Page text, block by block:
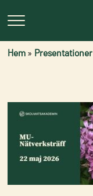
Hem » Presentationer